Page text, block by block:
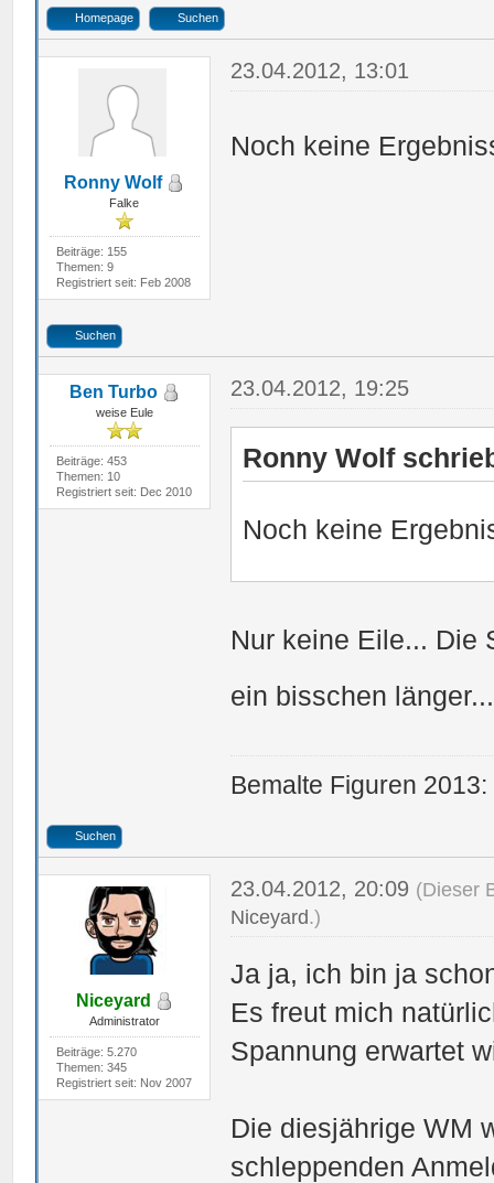
Homepage Suchen
Ronny Wolf
Falke
Beiträge: 155
Themen: 9
Registriert seit: Feb 2008
23.04.2012, 13:01
Noch keine
Suchen
Ben Turbo
weise Eule
Beiträge: 453
Themen: 10
Registriert seit: Dec 2010
23.04.2012, 19:25
Ronny Wolf
Noch keine
Nur keine Eile... Die
ein bisschen
Bemalte Figuren
Suchen
Niceyard
Administrator
Beiträge: 5.270
Themen: 345
Registriert seit: Nov 2007
23.04.2012, 20:09 (Dieser
Niceyard.)
Ja ja, ich bin ja
Es freut mich
Spannung erwartet
Die diesjährige WM
schleppenden